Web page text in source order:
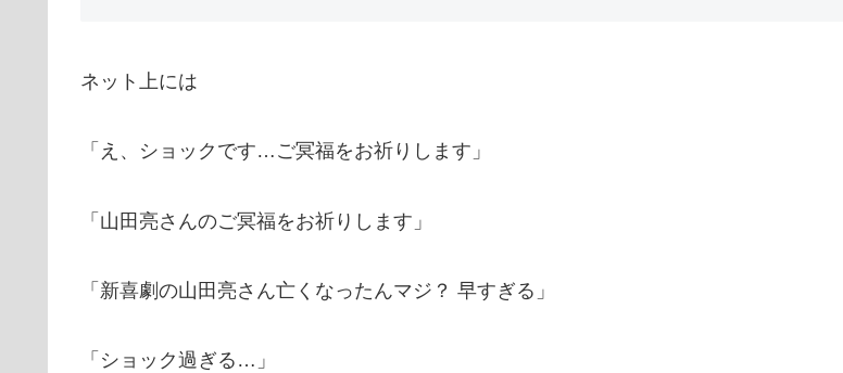
ネット上には
「え、ショックです…ご冥福をお祈りします」
「山田亮さんのご冥福をお祈りします」
「新喜劇の山田亮さん亡くなったんマジ？ 早すぎる」
「ショック過ぎる…」